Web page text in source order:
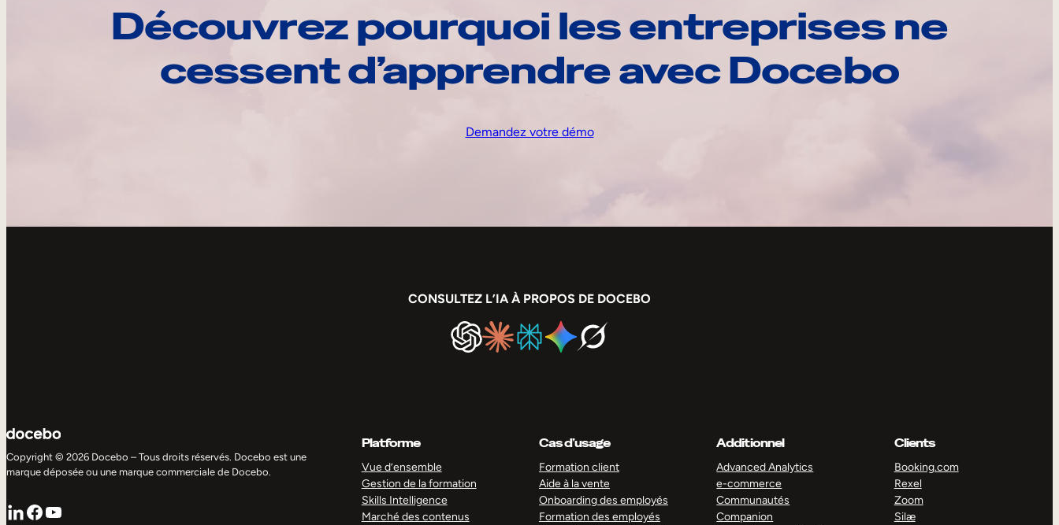
Découvrez pourquoi les entreprises ne
cessent d’apprendre avec Docebo
Demandez votre démo
CONSULTEZ L’IA À PROPOS DE DOCEBO
Copyright © 2026 Docebo – Tous droits réservés. Docebo est une
marque déposée ou une marque commerciale de Docebo.
LinkedIn
Facebook
YouTube
Platforme
Vue d’ensemble
Gestion de la formation
Skills Intelligence
Marché des contenus
Cas d’usage
Formation client
Aide à la vente
Onboarding des employés
Formation des employés
Additionnel
Advanced Analytics
e-commerce
Communautés
Companion
Clients
Booking.com
Rexel
Zoom
Silæ